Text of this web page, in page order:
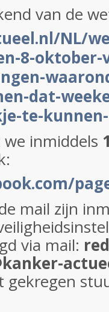
van de
NL/
8-
dat-
te-
inmiddels
mail zijn
via mail:
gekregen